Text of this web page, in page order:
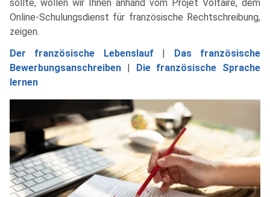
sollte, wollen wir Ihnen anhand vom Projet Voltaire, dem
Online-Schulungsdienst für französische Rechtschreibung,
zeigen.
Der französische Lebenslauf|
Das französische
Bewerbungsanschreiben
Die französische Sprache
lernen